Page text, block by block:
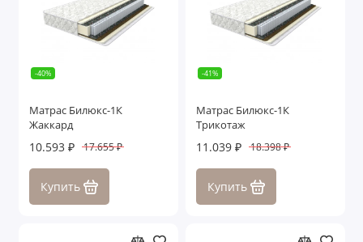
-40%
Матрас Билюкс-1К
Жаккард
10.593 ₽ 17.655 ₽
Купить
-41%
Матрас Билюкс-1К
Трикотаж
11.039 ₽ 18.398 ₽
Купить